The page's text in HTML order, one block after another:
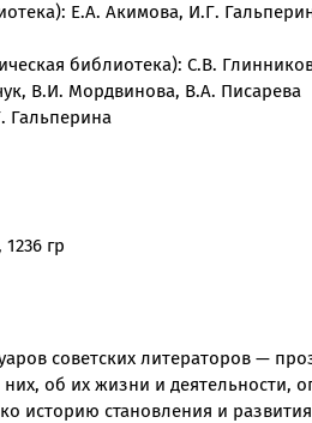
Е.А. Акимова, И.Г.
библиотека): С.В.
В.И. Мордвинова, В.А. Писарева
Гальперина
гр
советских литераторов —
об их жизни и деятельности,
историю становления и